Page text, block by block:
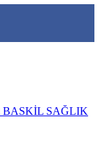
BASKİL SAĞLIK